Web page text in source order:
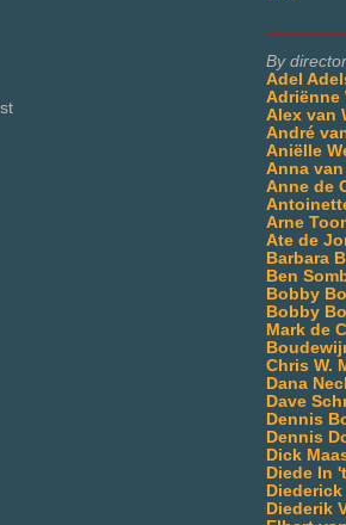
By
Adel
Adriënne
Alex van
André
Aniëlle
Anna
Anne de
Arne
Ate de
Barbara
Ben
Bobby
Bobby
Mark de
Chris W.
Dana
Dave
Dennis
Dennis
Dick
Diede In
Diederick
Diederik